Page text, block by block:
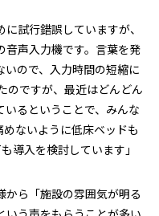
に試行錯誤していますが、
音声入力機です。言葉を発
ので、入力時間の短縮に
のですが、最近はどんどん
るということで、みんな
ないように低床ベッドも
導入を検討しています」
ら「施設の雰囲気が明る